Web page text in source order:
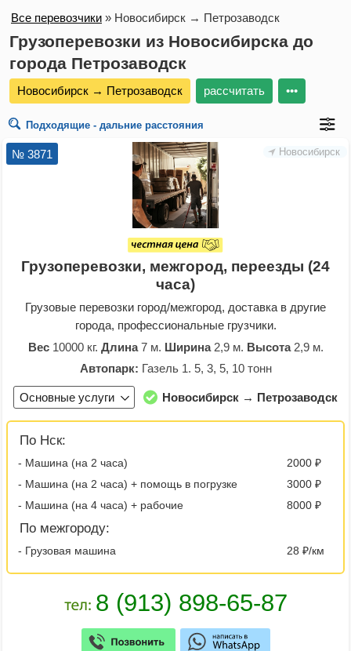
Все перевозчики » Новосибирск → Петрозаводск
Грузоперевозки из Новосибирска до
города Петрозаводск
Новосибирск → Петрозаводск рассчитать •••
Подходящие - дальние расстояния
Новосибирск
№ 3871
Грузоперевозки, межгород, переезды (24
часа)
Грузовые перевозки город/межгород, доставка в другие
города, профессиональные грузчики.
Вес10000 кг. Длина7 м. Ширина2,9 м. Высота2,9 м.
Автопарк: Газель 1. 5, 3, 5, 10 тонн
Основные услуги Новосибирск → Петрозаводск
По Нск:
- Машина (на 2 часа)
2000 ₽
- Машина (на 2 часа) + помощь в погрузке
3000 ₽
- Машина (на 4 часа) + рабочие
8000 ₽
По межгороду:
- Грузовая машина 28 ₽/км